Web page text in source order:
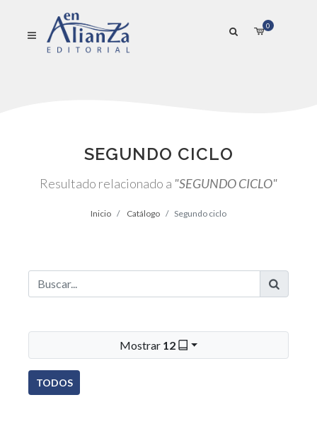
0
SEGUNDO CICLO
Resultado relacionado a "SEGUNDO CICLO"
Inicio Catálogo Segundo ciclo
Mostrar 12
TODOS